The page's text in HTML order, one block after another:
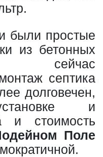
были простые
из бетонных
сейчас
септика
долговечен,
и
и стоимость
Поле